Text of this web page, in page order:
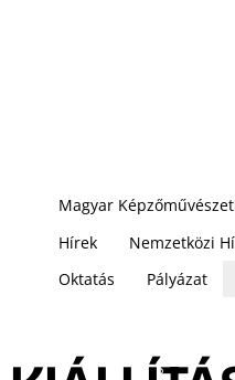
Magyar
Hírek
Nemzetközi
Oktatás
Pályázat